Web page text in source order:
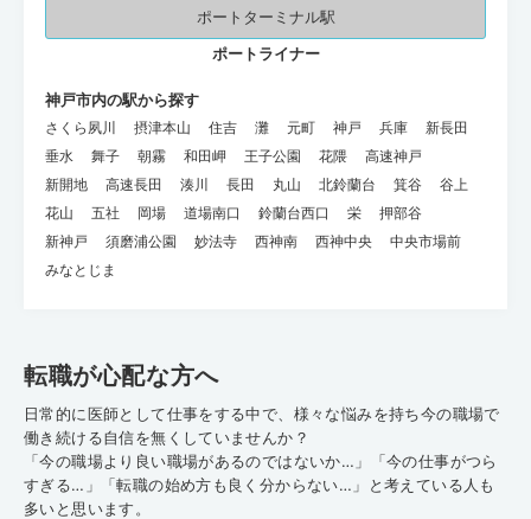
ポートターミナル駅
ポートライナー
神戸市内の駅から探す
さくら夙川 摂津本山 住吉 灘 元町 神戸 兵庫
新長田
垂水
舞子 朝霧 和田岬 王子公園 花隈
高速神戸
新開地
高速長田 湊川 長田 丸山 北鈴蘭台 箕谷
谷上
花山
五社 岡場 道場南口 鈴蘭台西口 栄
押部谷
新神戸
須磨浦公園 妙法寺 西神南 西神中央
中央市場前
みなとじま
転職が心配な方へ
日常的に医師として仕事をする中で、様々な悩みを持ち今の職場で
働き続ける自信を無くしていませんか？
「今の職場より良い職場があるのではないか…」「今の仕事がつら
すぎる…」「転職の始め方も良く分からない…」と考えている人も
多いと思います。